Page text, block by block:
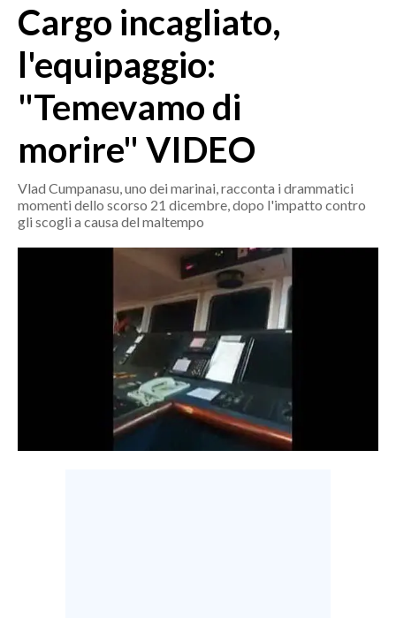
SASSARI E PROVINCIA
GALLURA
NUORO E PROVINCIA
OGLIASTRA
ITALIA
SERVIZI ALLE IMPRESE
Cargo incagliato,
l'equipaggio:
"Temevamo di
morire" VIDEO
Vlad Cumpanasu, uno dei marinai, racconta i drammatici
momenti dello scorso 21 dicembre, dopo l'impatto contro
gli scogli a causa del maltempo